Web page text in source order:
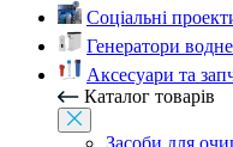
Соціальні
Генератори
Аксесуари та
Каталог товарів
Засоби для